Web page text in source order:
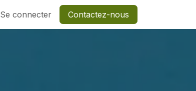
Se connecter Contactez-nous